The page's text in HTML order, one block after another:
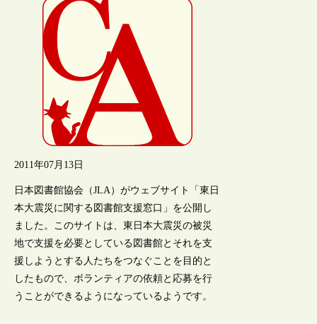
2011年07月13日
日本図書館協会（JLA）がウェブサイト「東日
本大震災に関する図書館支援窓口」を公開し
ました。このサイトは、東日本大震災の被災
地で支援を必要としている図書館とそれを支
援しようとする人たちをつなぐことを目的と
したもので、ボランティアの依頼と応募を行
うことができるようになっているようです。